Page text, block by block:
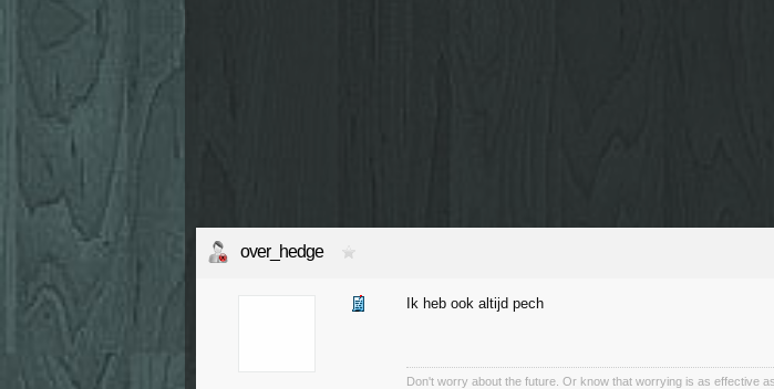
over_hedge
Ik heb ook altijd pech
Don't worry about the future. Or know that worrying is as effective